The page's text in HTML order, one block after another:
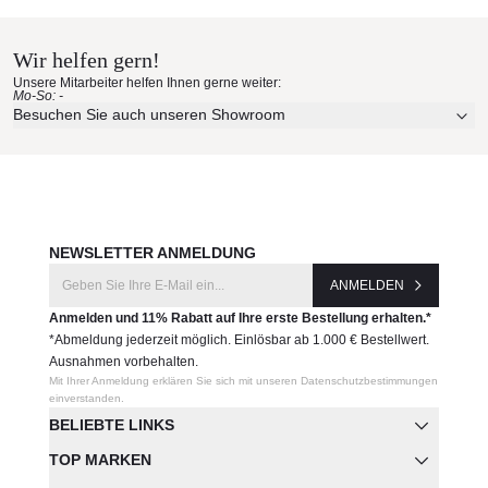
Tom Dixon
Erleben Sie unsere Stoffe und Materialien ganz in Ruhe in
Ihren eigenen vier Wänden.
Aktuelle Originalstoffe des Herstellers
Wir helfen gern!
Unsere Mitarbeiter helfen Ihnen gerne weiter:
Mo-So: -
Besuchen Sie auch unseren Showroom
BELIEBTE LINKS
TOP MARKEN
NEWSLETTER ANMELDUNG
ANMELDEN
Anmelden und 11% Rabatt auf Ihre erste Bestellung erhalten.*
*Abmeldung jederzeit möglich. Einlösbar ab 1.000 € Bestellwert.
Ausnahmen vorbehalten.
Mit Ihrer Anmeldung erklären Sie sich mit unseren Datenschutzbestimmungen
einverstanden.